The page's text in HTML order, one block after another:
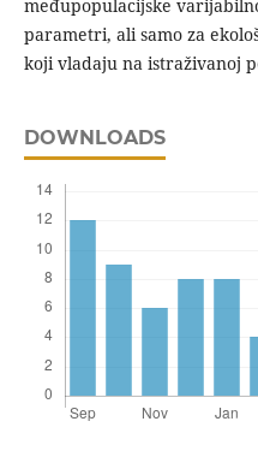
međupopulacijske
parametri, ali samo za
koji vladaju na istraživanoj
DOWNLOADS